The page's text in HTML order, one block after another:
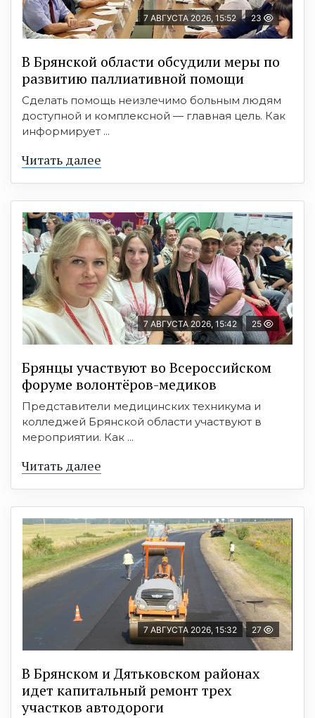
7 АВГУСТА 2026, 15:52 23
В Брянской области обсудили меры по
развитию паллиативной помощи
Сделать помощь неизлечимо больным людям
доступной и комплексной — главная цель. Как
информирует ...
Читать далее
7 АВГУСТА 2026, 15:42 25
Брянцы участвуют во Всероссийском
форуме волонтёров-медиков
Представители медицинских техникума и
колледжей Брянской области участвуют в
мероприятии. Как ...
Читать далее
7 АВГУСТА 2026, 15:32 27
В Брянском и Дятьковском районах
идет капитальный ремонт трех
участков автодороги